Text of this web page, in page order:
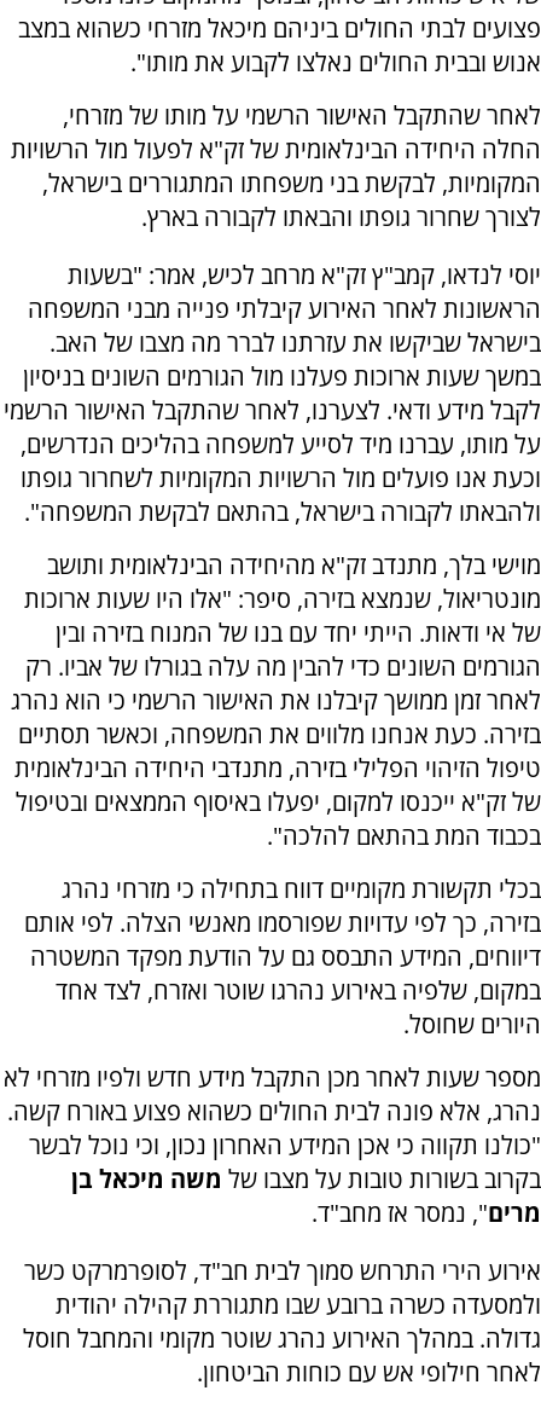
פצועים לבתי החולים ביניהם מיכאל מזרחי כשהוא במצב
אנוש ובבית החולים נאלצו לקבוע את מותו".
לאחר שהתקבל האישור הרשמי על מותו של מזרחי,
החלה היחידה הבינלאומית של זק"א לפעול מול הרשויות
המקומיות, לבקשת בני משפחתו המתגוררים בישראל,
לצורך שחרור גופתו והבאתו לקבורה בארץ.
יוסי לנדאו, קמב"ץ זק"א מרחב לכיש, אמר: "בשעות
הראשונות לאחר האירוע קיבלתי פנייה מבני המשפחה
בישראל שביקשו את עזרתנו לברר מה מצבו של האב.
במשך שעות ארוכות פעלנו מול הגורמים השונים בניסיון
לקבל מידע ודאי. לצערנו, לאחר שהתקבל האישור הרשמי
על מותו, עברנו מיד לסייע למשפחה בהליכים הנדרשים,
וכעת אנו פועלים מול הרשויות המקומיות לשחרור גופתו
ולהבאתו לקבורה בישראל, בהתאם לבקשת המשפחה".
מוישי בלך, מתנדב זק"א מהיחידה הבינלאומית ותושב
מונטריאול, שנמצא בזירה, סיפר: "אלו היו שעות ארוכות
של אי ודאות. הייתי יחד עם בנו של המנוח בזירה ובין
הגורמים השונים כדי להבין מה עלה בגורלו של אביו. רק
לאחר זמן ממושך קיבלנו את האישור הרשמי כי הוא נהרג
בזירה. כעת אנחנו מלווים את המשפחה, וכאשר תסתיים
טיפול הזיהוי הפלילי בזירה, מתנדבי היחידה הבינלאומית
של זק"א ייכנסו למקום, יפעלו באיסוף הממצאים ובטיפול
בכבוד המת בהתאם להלכה".
בכלי תקשורת מקומיים דווח בתחילה כי מזרחי נהרג
בזירה, כך לפי עדויות שפורסמו מאנשי הצלה. לפי אותם
דיווחים, המידע התבסס גם על הודעת מפקד המשטרה
במקום, שלפיה באירוע נהרגו שוטר ואזרח, לצד אחד
היורים שחוסל.
מספר שעות לאחר מכן התקבל מידע חדש ולפיו מזרחי לא
נהרג, אלא פונה לבית החולים כשהוא פצוע באורח קשה.
"כולנו תקווה כי אכן המידע האחרון נכון, וכי נוכל לבשר
בקרוב בשורות טובות על מצבו של משה מיכאל בן
מרים", נמסר אז מחב"ד.
אירוע הירי התרחש סמוך לבית חב"ד, לסופרמרקט כשר
ולמסעדה כשרה ברובע שבו מתגוררת קהילה יהודית
גדולה. במהלך האירוע נהרג שוטר מקומי והמחבל חוסל
לאחר חילופי אש עם כוחות הביטחון.